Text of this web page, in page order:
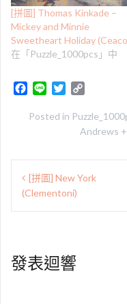
[拼圖] Thomas Kinkade –
Mickey and Minnie
Sweetheart Holiday
在「Puzzle_1000pcs」中
c
o
k
n
i
p
y
k
Posted in
Andrews
文
章[拼圖] New York
(Clementoni)
發表迴響